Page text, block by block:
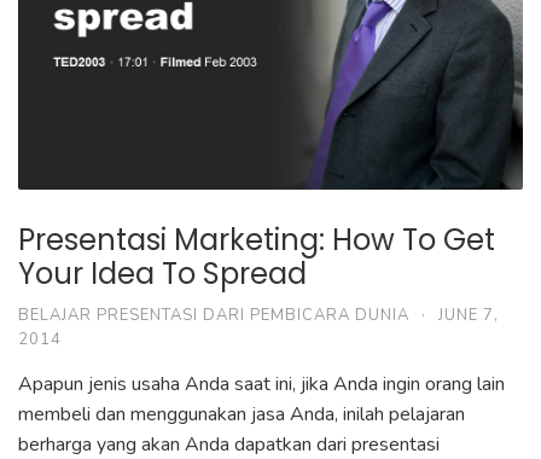
Presentasi Marketing: How To Get
Your Idea To Spread
BELAJAR PRESENTASI DARI PEMBICARA DUNIA ·
JUNE 7,
2014
Apapun jenis usaha Anda saat ini, jika Anda ingin orang lain
membeli dan menggunakan jasa Anda, inilah pelajaran
berharga yang akan Anda dapatkan dari presentasi